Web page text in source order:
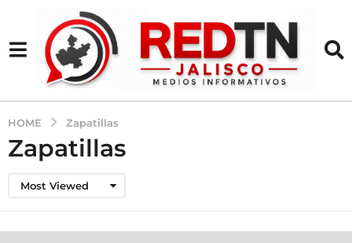
HOME Zapatillas
Zapatillas
Most Viewed